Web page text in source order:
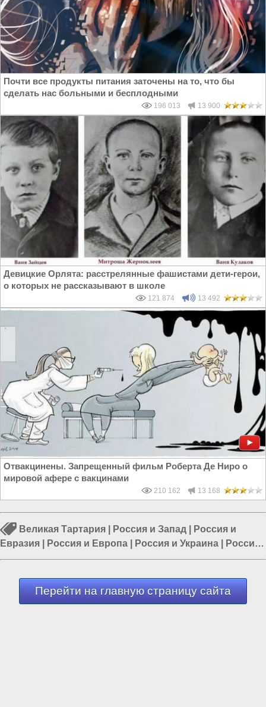
Почти все продукты питания заточены на то, что бы
сделать нас больными и бесплодными
196 013 13 900
Девицкие Орлята: расстрелянные фашистами дети-герои,
о которых не рассказывают в школе
121 874 13 492
Отвакцинены. Запрещенный фильм Роберта Де Ниро о
мировой афере с вакцинами
210 162 13 168
Великая Тартария Россия и Запад
Россия и
Евразия
Россия и Европа Россия и Украина
Россия
и ЕС|Европа и Украина
Перейти на главную страницу сайта